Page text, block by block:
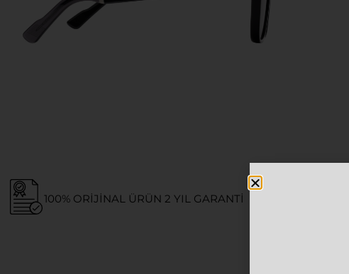
100% ORIJINAL ÜRÜN 2 YIL GARANTI